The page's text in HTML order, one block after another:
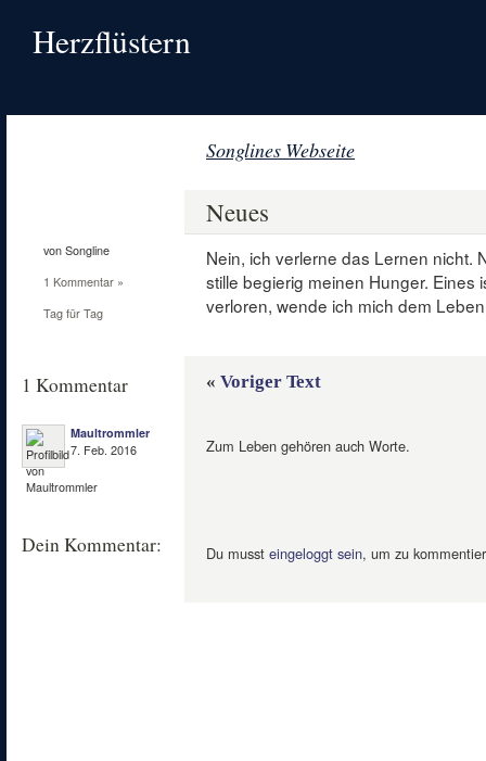
Herzflüstern
Songlines Webseite
von Songline
1 Kommentar »
Tag für Tag
Neues
Nein, ich verlerne das Lernen nicht.
stille begierig meinen Hunger. Eines
verloren, wende ich mich dem
1 Kommentar « Voriger Text
Maultrommler
7. Feb. 2016
Zum Leben gehören auch Worte.
Dein Kommentar: Du musst eingeloggt sein, um zu